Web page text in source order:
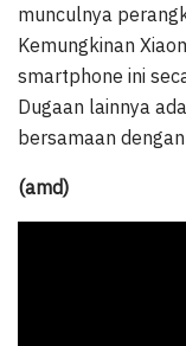
munculnya
Kemungkinan
smartphone ini
Dugaan lainnya
bersamaan dengan
(amd)